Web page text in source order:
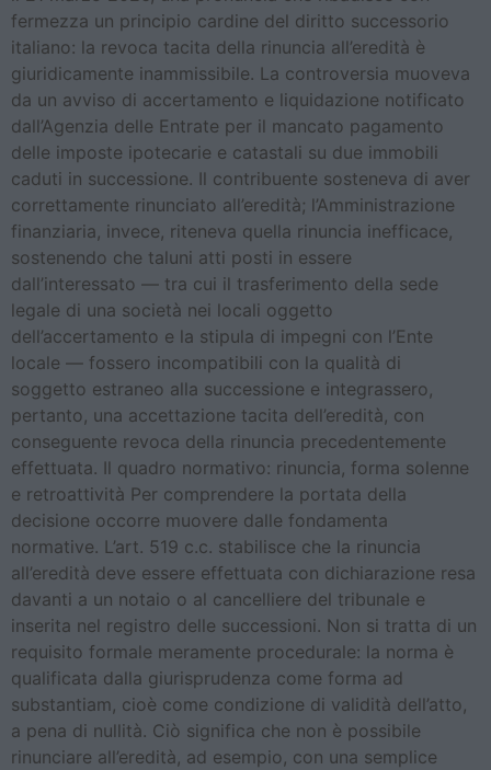
fermezza un principio cardine del diritto successorio
italiano: la revoca tacita della rinuncia all’eredità è
giuridicamente inammissibile. La controversia muoveva
da un avviso di accertamento e liquidazione notificato
dall’Agenzia delle Entrate per il mancato pagamento
delle imposte ipotecarie e catastali su due immobili
caduti in successione. Il contribuente sosteneva di aver
correttamente rinunciato all’eredità; l’Amministrazione
finanziaria, invece, riteneva quella rinuncia inefficace,
sostenendo che taluni atti posti in essere
dall’interessato — tra cui il trasferimento della sede
legale di una società nei locali oggetto
dell’accertamento e la stipula di impegni con l’Ente
locale — fossero incompatibili con la qualità di
soggetto estraneo alla successione e integrassero,
pertanto, una accettazione tacita dell’eredità, con
conseguente revoca della rinuncia precedentemente
effettuata. Il quadro normativo: rinuncia, forma solenne
e retroattività Per comprendere la portata della
decisione occorre muovere dalle fondamenta
normative. L’art. 519 c.c. stabilisce che la rinuncia
all’eredità deve essere effettuata con dichiarazione resa
davanti a un notaio o al cancelliere del tribunale e
inserita nel registro delle successioni. Non si tratta di un
requisito formale meramente procedurale: la norma è
qualificata dalla giurisprudenza come forma ad
substantiam, cioè come condizione di validità dell’atto,
a pena di nullità. Ciò significa che non è possibile
rinunciare all’eredità, ad esempio, con una semplice